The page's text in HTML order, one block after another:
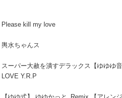
Please kill my love
輿水ちゃんス
スーパー大赦を潰すデラックス【ゆゆゆ
LOVE Y.R.P